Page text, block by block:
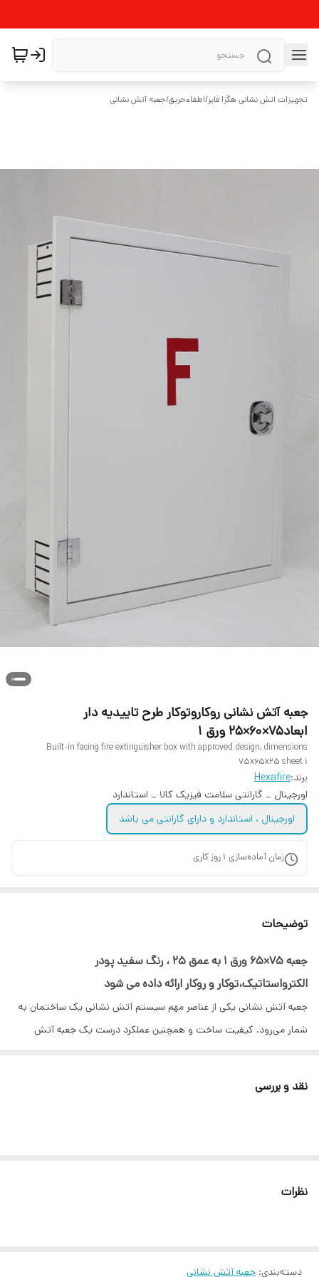
تجهیزات اتش نشانی هگزا فایر/اطفاءحریق/جعبه آتش نشانی
جعبه آتش نشانی روکاروتوکار طرح تاییدیه دار
ابعاد۷۵×۶0×۲۵ ورق ۱
Built-in facing fire extinguisher box with approved design, dimensions
75x65x25 sheet 1
برند:Hexafire
اورجینال _ گارانتی سلامت فیزیک کالا _ استاندارد
اورجینال ، استاندارد و دارای گارانتی می باشد
زمان آماده‌سازی 1 روز کاری
توضیحات
جعبه 75×65 ورق ۱ به عمق 25 ، رنگ سفید پودر
الکترواستاتیک،توکار و روکار ارائه داده می شود
جعبه آتش نشانی یکی از عناصر مهم سیستم آتش نشانی یک ساختمان به
شمار می‌رود. کیفیت ساخت و همچنین عملکرد درست یک جعبه آتش
ما به شما پیشنهاد می‌کنیم، چنانچه قصد خرید یک جعبه آتش نشانی برای
نقد و بررسی
نظرات
دسته‌بندی: جعبه آتش نشانی